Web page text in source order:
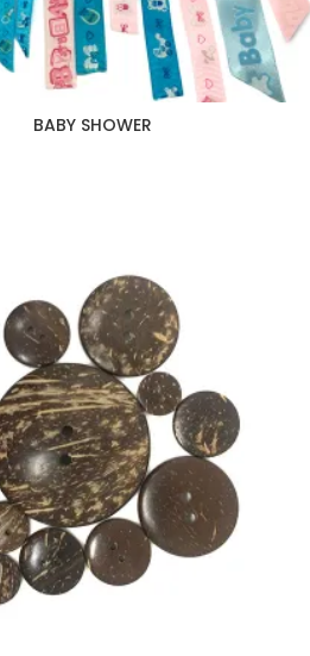
BABY SHOWER